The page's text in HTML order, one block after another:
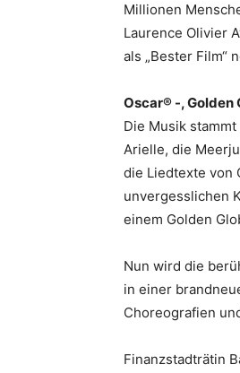
Millionen
Laurence Olivier
als „Bester Film“
Oscar® -, Golden
Die Musik
Arielle, die
die Liedtexte von
unvergesslichen
einem Golden
Nun wird die
in einer
Choreografien
Finanzstadträtin